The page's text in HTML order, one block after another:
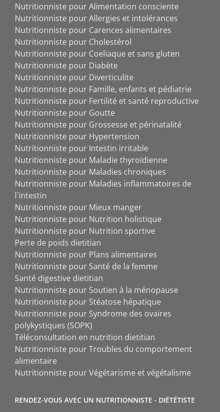
Nutritionniste pour Alimentation consciente
Nutritionniste pour Allergies et intolérances
Nutritionniste pour Carences alimentaires
Nutritionniste pour Cholestérol
Nutritionniste pour Coeliaque et sans gluten
Nutritionniste pour Diabète
Nutritionniste pour Diverticulite
Nutritionniste pour Famille, enfants et pédiatrie
Nutritionniste pour Fertilité et santé reproductive
Nutritionniste pour Goutte
Nutritionniste pour Grossesse et périnatalité
Nutritionniste pour Hypertension
Nutritionniste pour Intestin irritable
Nutritionniste pour Maladie thyroïdienne
Nutritionniste pour Maladies chroniques
Nutritionniste pour Maladies inflammatoires de
l`intestin
Nutritionniste pour Mieux manger
Nutritionniste pour Nutrition holistique
Nutritionniste pour Nutrition sportive
Perte de poids dietitian
Nutritionniste pour Plans alimentaires
Nutritionniste pour Santé de la femme
Santé digestive dietitian
Nutritionniste pour Soutien à la ménopause
Nutritionniste pour Stéatose hépatique
Nutritionniste pour Syndrome des ovaires
polykystiques (SOPK)
Téléconsultation en nutrition dietitian
Nutritionniste pour Troubles du comportement
alimentaire
Nutritionniste pour Végétarisme et végétalisme
RENDEZ-VOUS AVEC UN NUTRITIONNISTE - DIÉTÉTISTE